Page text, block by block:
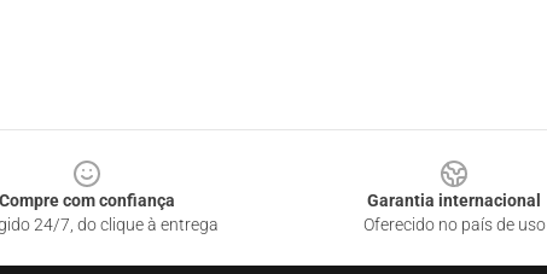
Compre com confiança
24/7, do clique à entrega
Garantia internacional
Oferecido no país de uso